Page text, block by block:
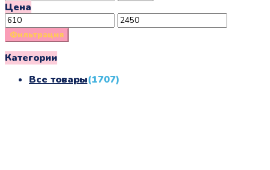
Цена
Минимальная
цена
Максимальная
цена
Фильтрация
Категории
Все товары(1707)